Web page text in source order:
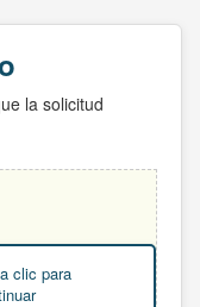
la solicitud
clic para